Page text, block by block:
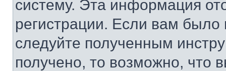
систему. Эта информация
регистрации. Если вам
следуйте полученным
получено, то возможно, что